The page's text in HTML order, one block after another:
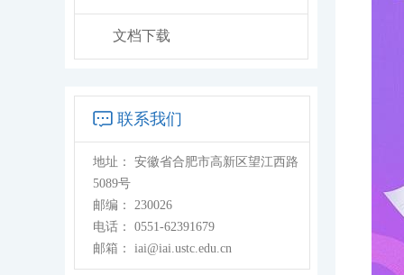
文档下载
联系我们
地址：
安徽省合肥市高新区望江西路
5089号
邮编：
230026
电话：
0551-62391679
邮箱：
iai@iai.ustc.edu.cn